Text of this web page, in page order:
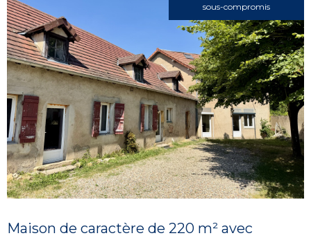
sous-compromis
Maison de caractère de 220 m² avec